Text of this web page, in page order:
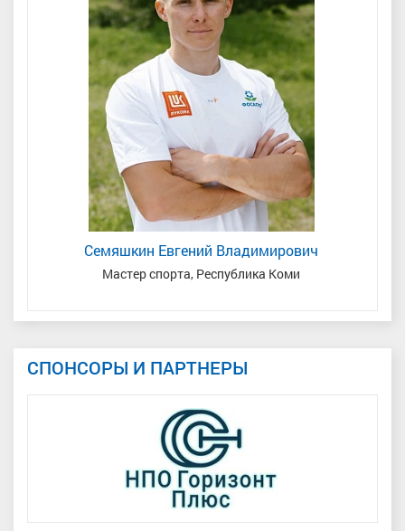
Семяшкин Евгений Владимирович
Мастер спорта, Республика Коми
СПОНСОРЫ И ПАРТНЕРЫ